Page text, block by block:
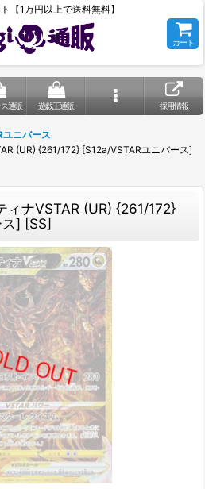
【1万円以上で送料無料】
カート
通販 遊戯王通販 採用情報
ユニバース
(UR) {261/172} [S12a/VSTARユニバース]
ィナVSTAR (UR) {261/172}
] [SS]